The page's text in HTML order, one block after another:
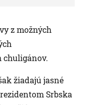
z možných
chuligánov.
žiadajú jasné
Srbska